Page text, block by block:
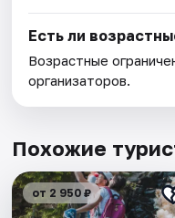
Есть ли
Возрастные
организаторов.
Похожие
от 2 950 ₽